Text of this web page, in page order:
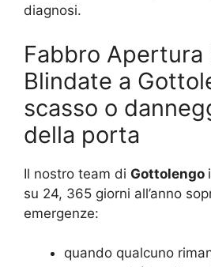
diagnosi.
Fabbro Apertura
Blindate a
scasso o
della porta
Il nostro team di Gottolengo
su 24, 365 giorni all’anno
emergenze:
quando qualcuno